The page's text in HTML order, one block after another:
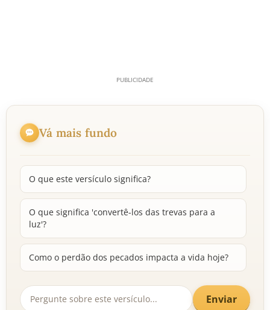
Vá mais fundo
O que este versículo significa?
O que significa 'convertê-los das trevas para a
luz'?
Como o perdão dos pecados impacta a vida hoje?
Enviar